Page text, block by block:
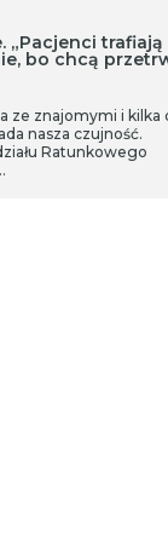
„Pacjenci trafiają
bo chcą
ze znajomymi i kilka
nasza czujność.
Ratunkowego